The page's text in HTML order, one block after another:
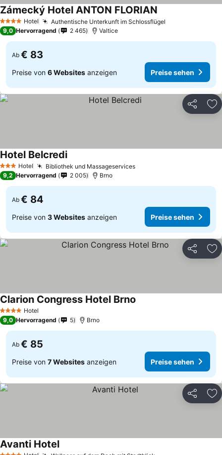
4 Sterne Hotel Authentische Unterkunft im Schlossflügel
Zámecký Hotel ANTON FLORIAN
9,0 Hervorragend 2 465 Valtice
Ab € 83
Preise von 6 Websites anzeigen Preise sehen
Teilen
3 SterneHotel Bibliothek und Massageservices
Hotel Belcredi
9,2 Hervorragend 2 005 Brno
Ab € 84
Preise von 3 Websites anzeigen Preise sehen
Teilen
4 Sterne Hotel
Clarion Congress Hotel Brno
9,0 Hervorragend 5 Brno
Ab € 85
Preise von 7 Websites anzeigen Preise sehen
Teilen
Avanti Hotel